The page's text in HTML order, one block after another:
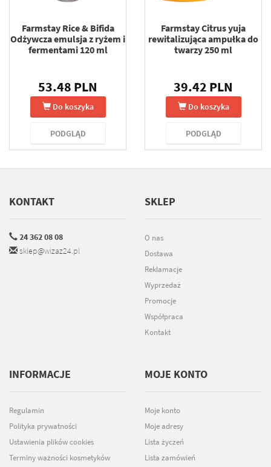
Farmstay Rice & Bifida
Odżywcza emulsja z ryżem i
fermentami 120 ml
53.48 PLN
Do koszyka
PODGLĄD
Farmstay Citrus yuja
rewitalizująca ampułka do
twarzy 250 ml
39.42 PLN
Do koszyka
PODGLĄD
KONTAKT
24 362 08 08
sklep@wizaz24.pl
SKLEP
O nas
Dostawa
Reklamacje
Wyprzedaż
Promocje
Współpraca
Kontakt
INFORMACJE
Regulamin
Polityka prywatności
Ustawienia plików cookies
Terminy ważności kosmetyków
MOJE KONTO
Moje konto
Moje adresy
Lista życzeń
Lista zamówień